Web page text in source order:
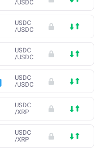
/USDC
USDC
/USDC
USDC
/USDC
USDC
/USDC
USDC
/XRP
USDC
/XRP